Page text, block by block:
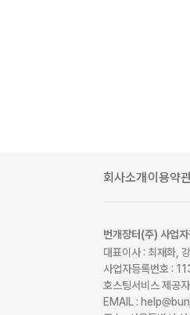
회사소개이용약
번개장터(주) 사업
대표이사 : 최재화,
사업자등록번호 :
호스팅서비스 제
EMAIL :